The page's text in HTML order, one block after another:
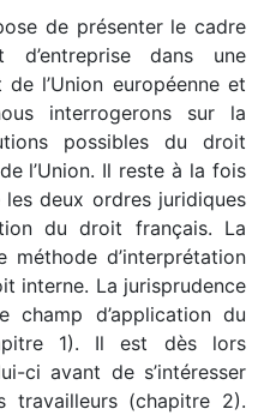
de présenter le cadre
dans une
l’Union européenne et
interrogerons sur la
possibles du droit
l’Union. Il reste à la fois
deux ordres juridiques
du droit français. La
d’interprétation
interne. La jurisprudence
champ d’application du
1). Il est dès lors
ci avant de s’intéresser
travailleurs (chapitre 2).